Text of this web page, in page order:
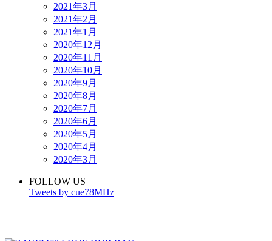
2021年3月
2021年2月
2021年1月
2020年12月
2020年11月
2020年10月
2020年9月
2020年8月
2020年7月
2020年6月
2020年5月
2020年4月
2020年3月
FOLLOW US
Tweets by cue78MHz